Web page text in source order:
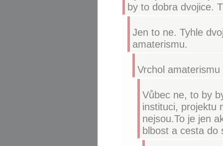
by to dobra dvojice.
Jen to ne. Tyhle
amaterismu.
Vrchol
Vůbec ne, to by
instituci, projektu
nejsou.To je jen
blbost a cesta do